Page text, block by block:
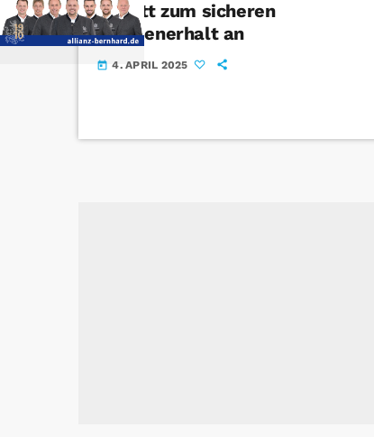
Schritt zum sicheren
Klassenerhalt an
today 4. APRIL 2025